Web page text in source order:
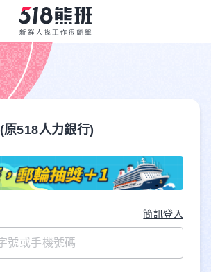
(原518人力銀行)
簡訊登入